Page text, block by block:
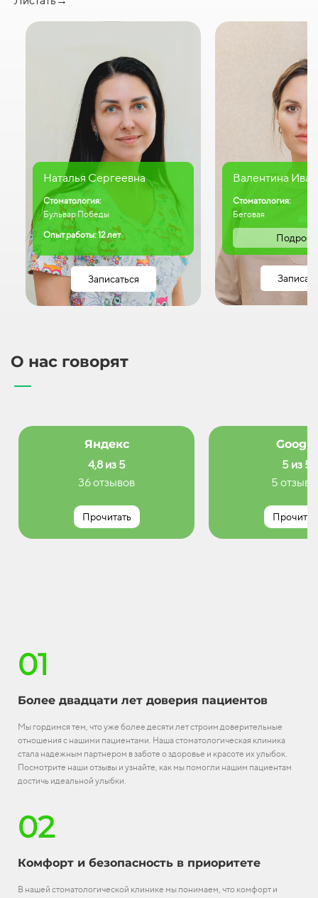
Наталья Сергеевна
Стоматология:
Бульвар Победы
Опыт работы: 12 лет
Записаться
Валентина
Стоматология:
Беговая
О нас говорят
Яндекс
4,8 из 5
36 отзывов
Прочитать
Google
5 из 5
5
01
Более двадцати лет доверия пациентов
Мы гордимся тем, что уже более десяти лет строим доверительные
отношения с нашими пациентами. Наша стоматологическая клиника
стала надежным партнером в заботе о здоровье и красоте их улыбок.
Посмотрите наши отзывы и узнайте, как мы помогли нашим пациентам
достичь идеальной улыбки.
02
Комфорт и безопасность в приоритете
В нашей стоматологической клинике мы понимаем, что комфорт и